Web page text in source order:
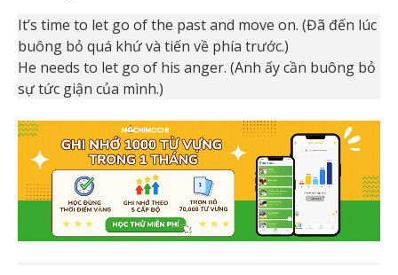
It’s time to let go of the past and move on. (Đã đến lúc
buông bỏ quá khứ và tiến về phía trước.)
He needs to let go of his anger. (Anh ấy cần buông bỏ
sự tức giận của mình.)